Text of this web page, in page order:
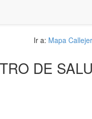
Ir a: Mapa
DE